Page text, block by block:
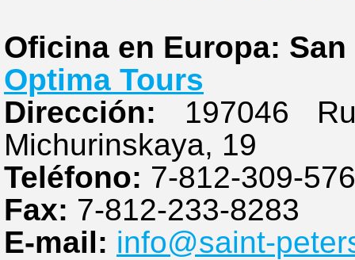
Oficina en Europa:
Optima Tours
Dirección: 197046
Michurinskaya, 19
Teléfono: 7-812-309-
Fax: 7-812-233-8283
E-mail: info@saint-